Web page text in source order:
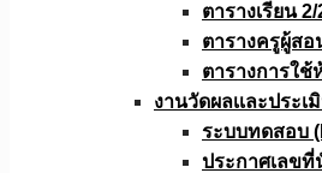
ตารางเรียน
ตารางครูผู้สอ
ตารางการใช้
งานวัดผลเเละประเ
ระบบทดสอบ
ประกาศเลขที่